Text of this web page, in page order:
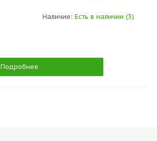
Наличие: Есть в наличии (3)
Подробнее